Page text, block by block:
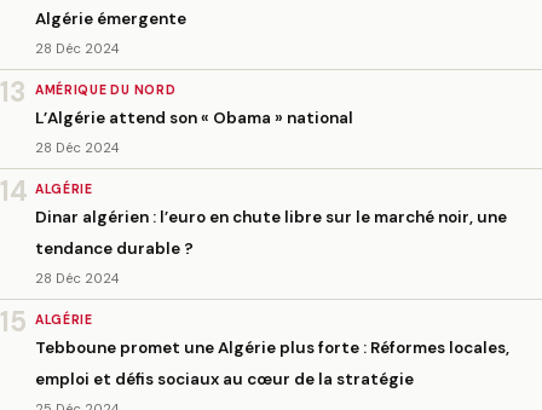
Algérie émergente
28 Déc 2024
13 AMÉRIQUE DU NORD
L’Algérie attend son « Obama » national
28 Déc 2024
14 ALGÉRIE
Dinar algérien : l’euro en chute libre sur le marché noir, une
tendance durable ?
28 Déc 2024
15 ALGÉRIE
Tebboune promet une Algérie plus forte : Réformes locales,
emploi et défis sociaux au cœur de la stratégie